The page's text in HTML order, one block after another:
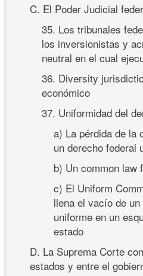
C. El Poder Judicial
35. Los tribunales
los inversionistas y
neutral en el cual
36. Diversity
económico
37. Uniformidad del
a) La pérdida de la
un derecho federal
b) Un common law
c) El Uniform
llena el vacío de
uniforme en un
estado
D. La Suprema Corte
estados y entre el